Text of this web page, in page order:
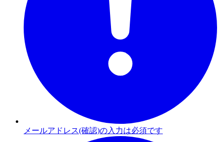
メールアドレス(確認)の入力は必須です